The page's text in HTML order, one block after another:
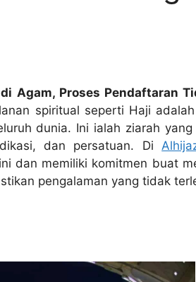
Agam, Proses Pendaftaran
spiritual seperti Haji
dunia. Ini ialah ziarah
dan persatuan. Di
dan memiliki komitmen buat
pengalaman yang tidak